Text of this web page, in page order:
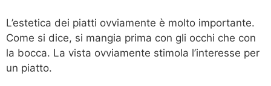
L’estetica dei piatti ovviamente è molto importante.
Come si dice, si mangia prima con gli occhi che con
la bocca. La vista ovviamente stimola l’interesse per
un piatto.